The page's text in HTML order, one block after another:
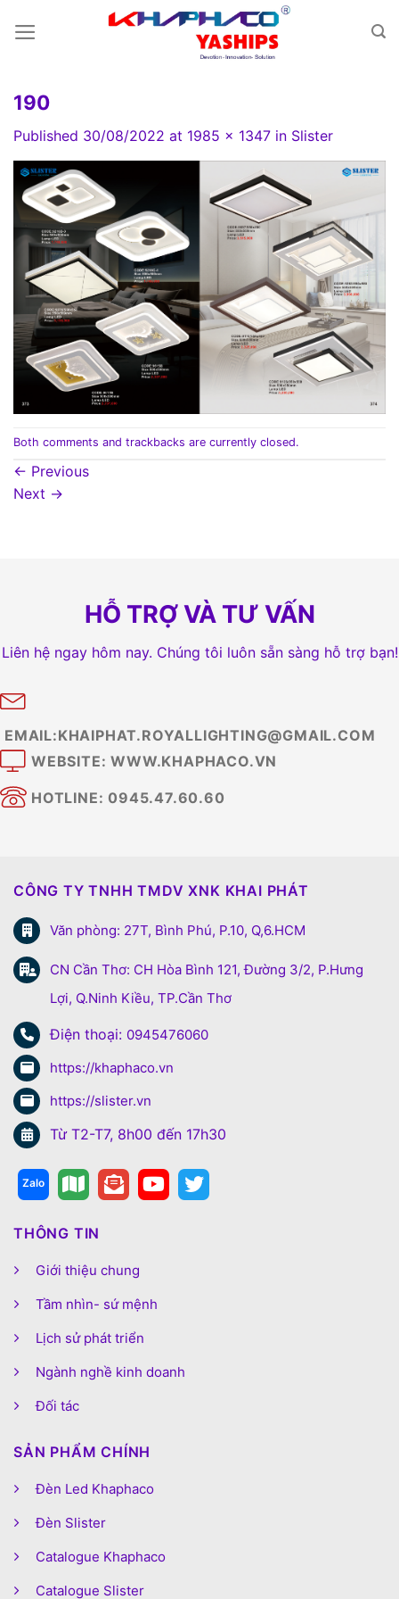
190
Published 30/08/2022 at 1985 × 1347 in Slister
Both comments and trackbacks are currently closed.
← Previous
Next →
HỖ TRỢ VÀ TƯ VẤN
Liên hệ ngay hôm nay. Chúng tôi luôn sẵn sàng hỗ trợ bạn!
EMAIL:KHAIPHAT.ROYALLIGHTING@GMAIL.COM
WEBSITE: WWW.KHAPHACO.VN
HOTLINE: 0945.47.60.60
CÔNG TY TNHH TMDV XNK KHAI PHÁT
Văn phòng: 27T, Bình Phú, P.10, Q,6.HCM
CN Cần Thơ: CH Hòa Bình 121, Đường 3/2, P.Hưng
Lợi, Q.Ninh Kiều, TP.Cần Thơ
Điện thoại: 0945476060
https://khaphaco.vn
https://slister.vn
Từ T2-T7, 8h00 đến 17h30
THÔNG TIN
Giới thiệu chung
Tầm nhìn- sứ mệnh
Lịch sử phát triển
Ngành nghề kinh doanh
Đối tác
SẢN PHẨM CHÍNH
Đèn Led Khaphaco
Đèn Slister
Catalogue Khaphaco
Catalogue Slister